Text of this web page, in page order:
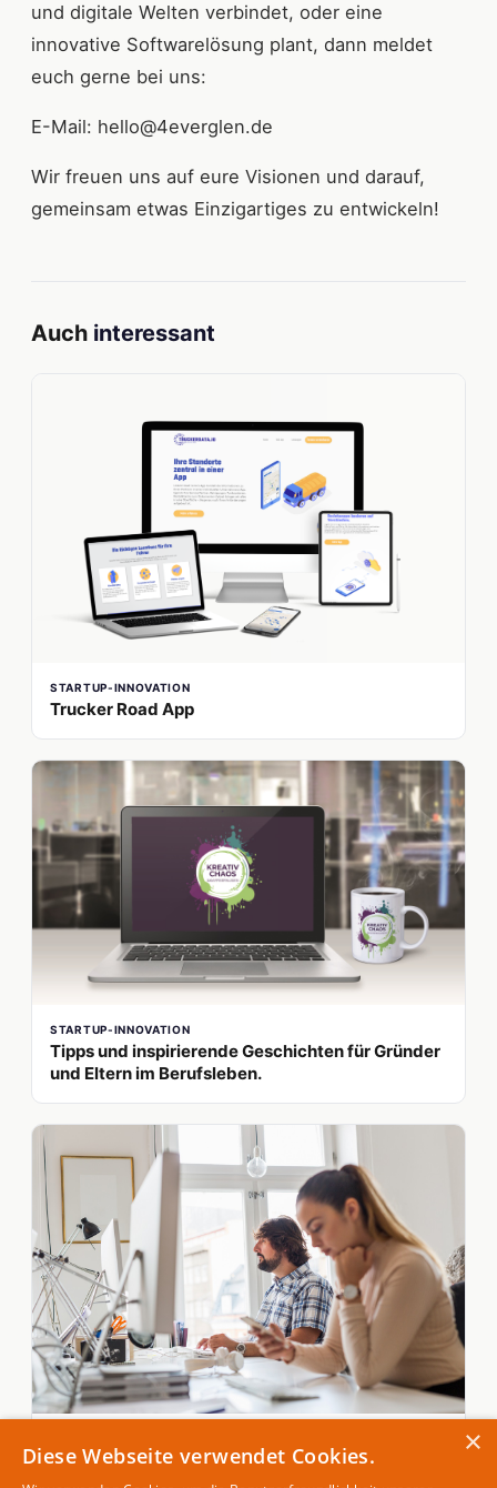
und digitale Welten verbindet, oder eine
innovative Softwarelösung plant, dann meldet
euch gerne bei uns:
E-Mail: hello@4everglen.de
Wir freuen uns auf eure Visionen und darauf,
gemeinsam etwas Einzigartiges zu entwickeln!
Auch interessant
STARTUP-INNOVATION
Trucker Road App
STARTUP-INNOVATION
Tipps und inspirierende Geschichten für Gründer
und Eltern im Berufsleben.
Richtig testen- Homeoffice oder doch lieber zum
Büro? Was du beim Kauf von Coronatests
×
Diese Webseite verwendet Cookies.